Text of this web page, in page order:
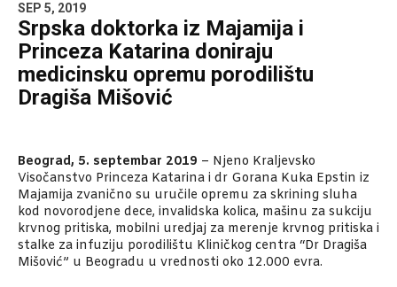
SEP 5, 2019
Srpska doktorka iz Majamija i
Princeza Katarina doniraju
medicinsku opremu porodilištu
Dragiša Mišović
Beograd, 5. septembar 2019 – Njeno Kraljevsko
Visočanstvo Princeza Katarina i dr Gorana Kuka Epstin iz
Majamija zvanično su uručile opremu za skrining sluha
kod novorodjene dece, invalidska kolica, mašinu za sukciju
krvnog pritiska, mobilni uredjaj za merenje krvnog pritiska i
stalke za infuziju porodilištu Kliničkog centra “Dr Dragiša
Mišović” u Beogradu u vrednosti oko 12.000 evra.